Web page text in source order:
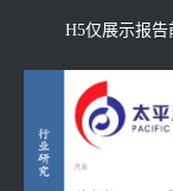
H5仅展示报